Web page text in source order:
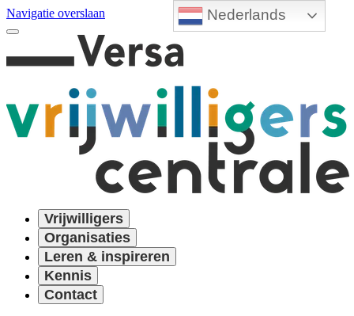
Nederlands
Navigatie overslaan
Vrijwilligers
Organisaties
Leren & inspireren
Kennis
Contact